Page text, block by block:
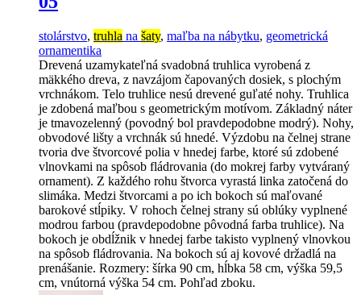
stolárstvo, truhla na šaty, maľba na nábytku, geometrická
ornamentika
Drevená uzamykateľná svadobná truhlica vyrobená z
mäkkého dreva, z navzájom čapovaných dosiek, s plochým
vrchnákom. Telo truhlice nesú drevené guľaté nohy. Truhlica
je zdobená maľbou s geometrickým motívom. Základný náter
je tmavozelenný (povodný bol pravdepodobne modrý). Nohy,
obvodové lišty a vrchnák sú hnedé. Výzdobu na čelnej strane
tvoria dve štvorcové polia v hnedej farbe, ktoré sú zdobené
vlnovkami na spôsob fládrovania (do mokrej farby vytváraný
ornament). Z každého rohu štvorca vyrastá linka zatočená do
slimáka. Medzi štvorcami a po ich bokoch sú maľované
barokové stĺpiky. V rohoch čelnej strany sú oblúky vyplnené
modrou farbou (pravdepodobne pôvodná farba truhlice). Na
bokoch je obdĺžnik v hnedej farbe takisto vyplnený vlnovkou
na spôsob fládrovania. Na bokoch sú aj kovové držadlá na
prenášanie. Rozmery: šírka 90 cm, hĺbka 58 cm, výška 59,5
cm, vnútorná výška 54 cm. Pohľad zboku.